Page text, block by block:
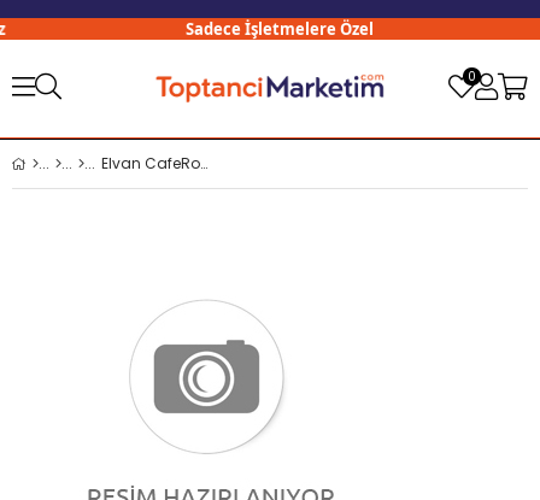
Sadece İşletmelere Özel
0
Elvan CafeRoll Fındık Kremalı Sticks Gofret 10 Gr x48 li Paket